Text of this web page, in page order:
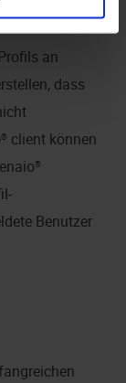
an
dass
client können
enaio®
Benutzer